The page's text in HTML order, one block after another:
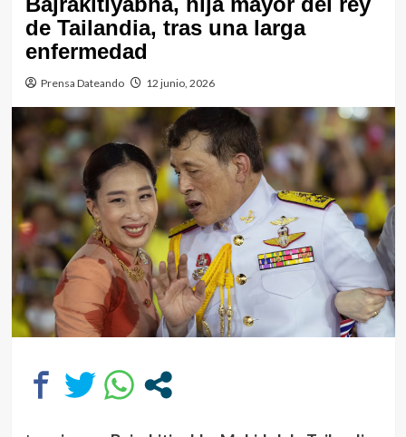
de Tailandia, tras una larga
enfermedad
Prensa Dateando 12 junio, 2026